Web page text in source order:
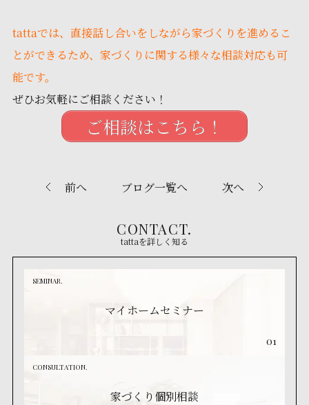
tattaでは、直接話し合いをしながら家づくりを進めるこ
とができるため、家づくりに関する様々な相談対応も可
能です。
ぜひお気軽にご相談ください！
ご相談はこちら！
前へ ブログ一覧へ 次へ
CONTACT.
tattaを詳しく知る
SEMINAR.
マイホームセミナー
01
CONSULTATION.
家づくり個別相談